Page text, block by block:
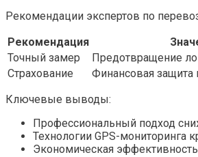
Рекомендации экспертов по
Рекомендация
Точный замер
Предотвращение
Страхование
Финансовая защита
Ключевые выводы:
Профессиональный подход
Технологии GPS-мониторинга
Экономическая